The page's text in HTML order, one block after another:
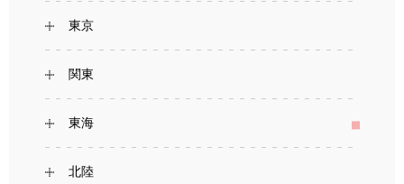
東京
関東
東海
北陸